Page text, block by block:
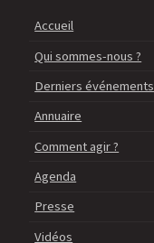
Accueil
Qui sommes-nous ?
Derniers événements
Annuaire
Comment agir ?
Agenda
Presse
Vidéos